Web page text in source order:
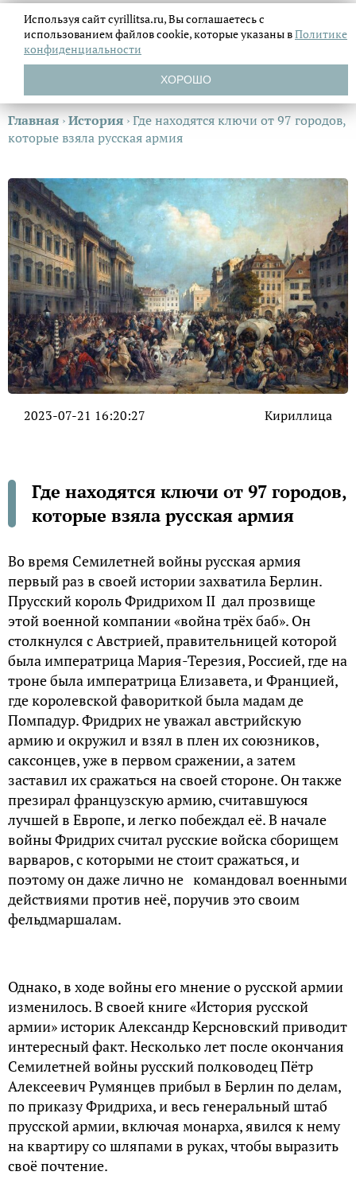
Главная ›История ›Где находятся ключи от 97 городов,
которые взяла русская армия
2023-07-21 16:20:27 Кириллица
Где находятся ключи от 97 городов,
которые взяла русская армия
Во время Семилетней войны русская армия
первый раз в своей истории захватила Берлин.
Прусский король Фридрихом II дал прозвище
этой военной компании «война трёх баб». Он
столкнулся с Австрией, правительницей которой
была императрица Мария-Терезия, Россией, где на
троне была императрица Елизавета, и Францией,
где королевской фавориткой была мадам де
Помпадур. Фридрих не уважал австрийскую
армию и окружил и взял в плен их союзников,
саксонцев, уже в первом сражении, а затем
заставил их сражаться на своей стороне. Он также
презирал французскую армию, считавшуюся
лучшей в Европе, и легко побеждал её. В начале
войны Фридрих считал русские войска сборищем
варваров, с которыми не стоит сражаться, и
поэтому он даже лично не командовал военными
действиями против неё, поручив это своим
фельдмаршалам.
Однако, в ходе войны его мнение о русской армии
изменилось. В своей книге «История русской
армии» историк Александр Керсновский приводит
интересный факт. Несколько лет после окончания
Семилетней войны русский полководец Пётр
Алексеевич Румянцев прибыл в Берлин по делам,
по приказу Фридриха, и весь генеральный штаб
прусской армии, включая монарха, явился к нему
на квартиру со шляпами в руках, чтобы выразить
своё почтение.
Используя сайт cyrillitsa.ru, Вы соглашаетесь с
использованием файловcookie, которые указаны вПолитике
конфиденциальности
ХОРОШО